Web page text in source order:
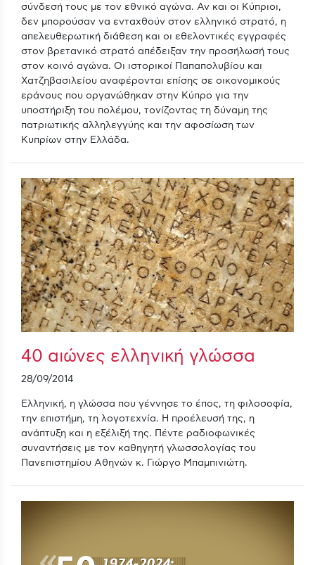
σύνδεσή τους με τον εθνικό αγώνα. Αν και οι Κύπριοι,
δεν μπορούσαν να ενταχθούν στον ελληνικό στρατό, η
απελευθερωτική διάθεση και οι εθελοντικές εγγραφές
στον βρετανικό στρατό απέδειξαν την προσήλωσή τους
στον κοινό αγώνα. Οι ιστορικοί Παπαπολυβίου και
Χατζηβασιλείου αναφέρονται επίσης σε οικονομικούς
εράνους που οργανώθηκαν στην Κύπρο για την
υποστήριξη του πολέμου, τονίζοντας τη δύναμη της
πατριωτικής αλληλεγγύης και την αφοσίωση των
Κυπρίων στην Ελλάδα.
40 αιώνες ελληνική γλώσσα
28/09/2014
Ελληνική, η γλώσσα που γέννησε το έπος, τη φιλοσοφία,
την επιστήμη, τη λογοτεχνία. Η προέλευσή της, η
ανάπτυξη και η εξέλιξή της. Πέντε ραδιοφωνικές
συναντήσεις με τον καθηγητή γλωσσολογίας του
Πανεπιστημίου Αθηνών κ. Γιώργο Μπαμπινιώτη.